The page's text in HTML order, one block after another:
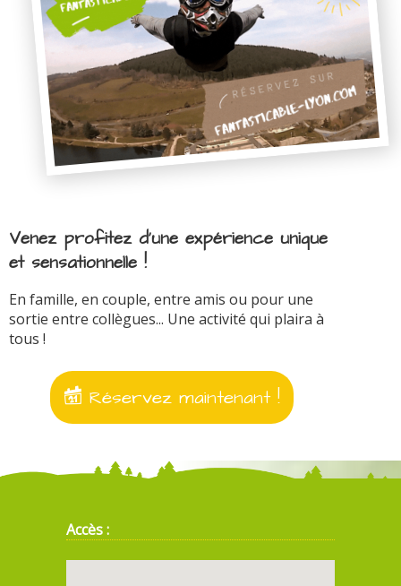
Venez profitez d'une expérience unique
et sensationnelle !
En famille, en couple, entre amis ou pour une
sortie entre collègues... Une activité qui plaira à
tous !
Réservez maintenant !
Accès :